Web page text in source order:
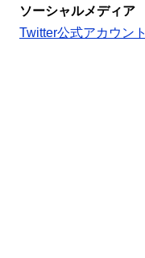
ソーシャルメディア
Twitter公式アカウント